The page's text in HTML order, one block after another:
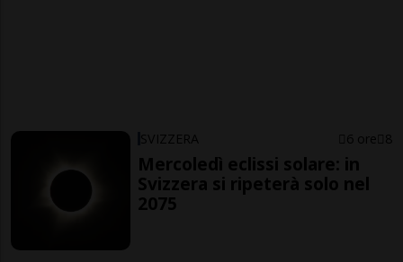
SVIZZERA 6 ore 8
Mercoledì eclissi solare: in
Svizzera si ripeterà solo nel
2075